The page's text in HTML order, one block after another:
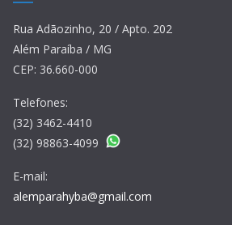
Rua Adãozinho, 20 / Apto. 202
Além Paraíba / MG
CEP: 36.660-000
Telefones:
(32) 3462-4410
(32) 98863-4099
E-mail:
alemparahyba@gmail.com